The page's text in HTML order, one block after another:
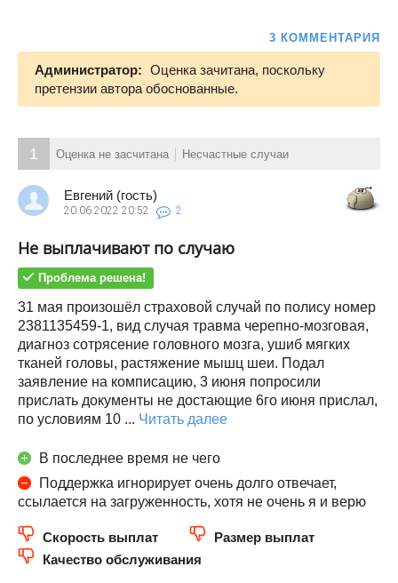
3 КОММЕНТАРИЯ
Администратор: Оценка зачитана, поскольку
претензии автора обоснованные.
1 Оценка не засчитана Несчастные случаи
Евгений (гость)
20.06.2022 20:52 2
Не выплачивают по случаю
Проблема решена!
31 мая произошёл страховой случай по полису номер
2381135459-1, вид случая травма черепно-мозговая,
диагноз сотрясение головного мозга, ушиб мягких
тканей головы, растяжение мышц шеи. Подал
заявление на комписацию, 3 июня попросили
прислать документы не достающие 6го июня прислал,
по условиям 10 ... Читать далее
В последнее время не чего
Поддержка игнорирует очень долго отвечает,
ссылается на загруженность, хотя не очень я и верю
Скорость выплат
Размер выплат
Качество обслуживания